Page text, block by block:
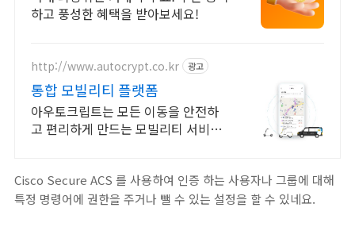
하고 풍성한 혜택을 받아보세요!
http://www.autocrypt.co.kr 광고
통합 모빌리티 플랫폼
아우토크립트는 모든 이동을 안전하
고 편리하게 만드는 모빌리티 서비스
Cisco Secure ACS 를 사용하여 인증 하는 사용자나 그룹에 대해
특정 명령어에 권한을 주거나 뺄 수 있는 설정을 할 수 있네요.